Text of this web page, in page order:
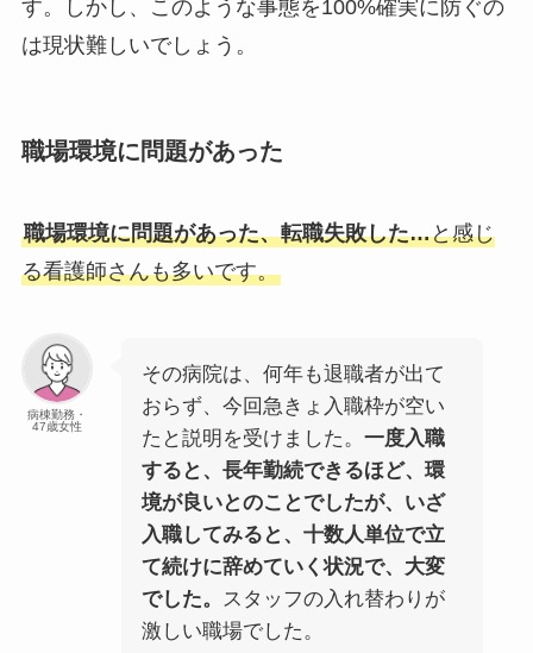
す。しかし、このような事態を100%確実に防ぐの
は現状難しいでしょう。
職場環境に問題があった
職場環境に問題があった、転職失敗した…と感じ
る看護師さんも多いです。
病棟勤務・
47歳女性
その病院は、何年も退職者が出て
おらず、今回急きょ入職枠が空い
たと説明を受けました。 一度入職
すると、長年勤続できるほど、環
境が良いとのことでしたが、いざ
入職してみると、十数人単位で立
て続けに辞めていく状況で、大変
でした。
スタッフの入れ替わりが
激しい職場でした。